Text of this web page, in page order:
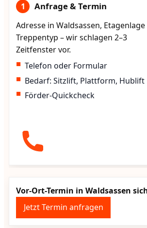
1 Anfrage & Termin
Adresse in Waldsassen,
Treppentyp – wir schlagen 2–3
Zeitfenster vor.
Telefon oder Formular
Bedarf: Sitzlift, Plattform, Hublift
Förder-Quickcheck
Vor-Ort-Termin in Waldsassen
Jetzt Termin anfragen